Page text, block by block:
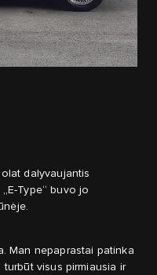
dalyvaujantis
Type“ buvo jo
Man nepaprastai patinka
visus pirmiausia ir